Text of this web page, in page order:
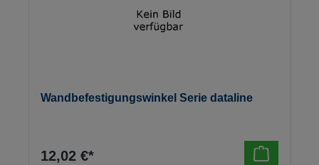
Wandbefestigungswinkel Serie dataline
12,02 €*